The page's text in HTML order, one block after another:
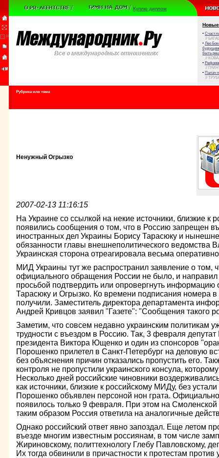
Куплю диплом
Новые
•
//
• Лео
будущем
быть
//
•
//
• Палач
//
Рубрика или тема
Ненужный Огрызко
2007-02-13 11:16:15
На Украине со ссылкой на некие источники, близкие к
появились сообщения о том, что в Россию запрещен
иностранных дел Украины Борису Тарасюку и
обязанности главы внешнеполитического ведомства
Украинская сторона отреагировала весьма
МИД Украины тут же распространил заявление о том,
официального обращения России не было, и
просьбой подтвердить или опровергнуть информацию
Тарасюку и Огрызко. Ко времени подписания номера в
получили. Заместитель директора департамента
Андрей Кривцов заявил "Газете": "Сообщения такого
Заметим, что совсем недавно украинским политикам
трудности с въездом в Россию. Так, 3 февраля
президента Виктора Ющенко и один из спонсоров
Порошенко прилетел в Санкт-Петербург на деловую
без объяснения причин отказались пропустить его.
контроля не пропустили украинского консула,
Несколько дней российские чиновники
как источники, близкие к российскому МИДу, без
Порошенко объявлен персоной нон грата.
появилось только 9 февраля. При этом на
таким образом Россия ответила на аналогичные
Однако российский ответ явно запоздал. Еще летом
въезде многим известным россиянам, в том числе
Жириновскому, политтехнологу Глебу Павловскому,
Их тогда обвинили в причастности к протестам